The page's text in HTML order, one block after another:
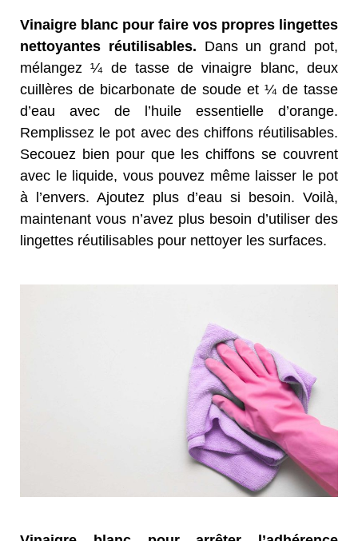
Vinaigre blanc pour faire vos propres lingettes
nettoyantes réutilisables. Dans un grand pot,
mélangez ¼ de tasse de vinaigre blanc, deux
cuillères de bicarbonate de soude et ¼ de tasse
d’eau avec de l’huile essentielle d’orange.
Remplissez le pot avec des chiffons réutilisables.
Secouez bien pour que les chiffons se couvrent
avec le liquide, vous pouvez même laisser le pot
à l’envers. Ajoutez plus d’eau si besoin. Voilà,
maintenant vous n’avez plus besoin d’utiliser des
lingettes réutilisables pour nettoyer les surfaces.